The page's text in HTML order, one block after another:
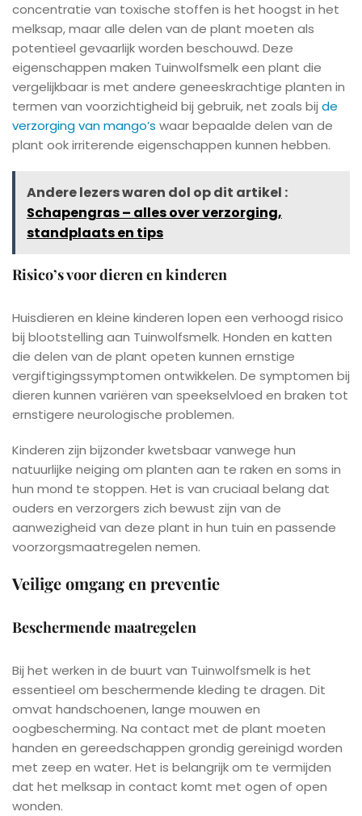
concentratie van toxische stoffen is het hoogst in het
melksap, maar alle delen van de plant moeten als
potentieel gevaarlijk worden beschouwd. Deze
eigenschappen maken Tuinwolfsmelk een plant die
vergelijkbaar is met andere geneeskrachtige planten in
termen van voorzichtigheid bij gebruik, net zoals bij de
verzorging van mango’s waar bepaalde delen van de
plant ook irriterende eigenschappen kunnen hebben.
Andere lezers waren dol op dit artikel :
Schapengras – alles over verzorging,
standplaats en tips
Risico’s voor dieren en kinderen
Huisdieren en kleine kinderen lopen een verhoogd risico
bij blootstelling aan Tuinwolfsmelk. Honden en katten
die delen van de plant opeten kunnen ernstige
vergiftigingssymptomen ontwikkelen. De symptomen bij
dieren kunnen variëren van speekselvloed en braken tot
ernstigere neurologische problemen.
Kinderen zijn bijzonder kwetsbaar vanwege hun
natuurlijke neiging om planten aan te raken en soms in
hun mond te stoppen. Het is van cruciaal belang dat
ouders en verzorgers zich bewust zijn van de
aanwezigheid van deze plant in hun tuin en passende
voorzorgsmaatregelen nemen.
Veilige omgang en preventie
Beschermende maatregelen
Bij het werken in de buurt van Tuinwolfsmelk is het
essentieel om beschermende kleding te dragen. Dit
omvat handschoenen, lange mouwen en
oogbescherming. Na contact met de plant moeten
handen en gereedschappen grondig gereinigd worden
met zeep en water. Het is belangrijk om te vermijden
dat het melksap in contact komt met ogen of open
wonden.